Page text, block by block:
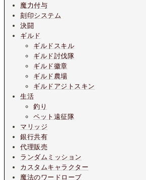
魔力付与
刻印システム
決闘
ギルド
ギルドスキル
ギルド討伐隊
ギルド徽章
ギルド農場
ギルドアジトスキン
生活
釣り
ペット遠征隊
マリッジ
銀行共有
代理販売
ランダムミッション
カスタムキャラクター
魔法のワードローブ